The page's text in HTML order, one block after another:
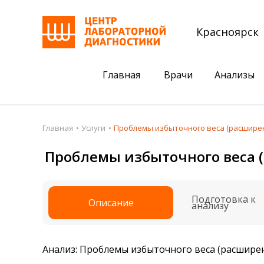
Красноярск
Главная Врачи Анализы
Пациентам
Акции
Подготовка к анализам
Получить результаты
Налоговый вычет
Акции
Комплексный
Сдать клеща на
Главная Услуги Проблемы избыточного веса
Проблемы избыточного
Описание Подготовка к
анализу
Анализ: Проблемы избыточного веса